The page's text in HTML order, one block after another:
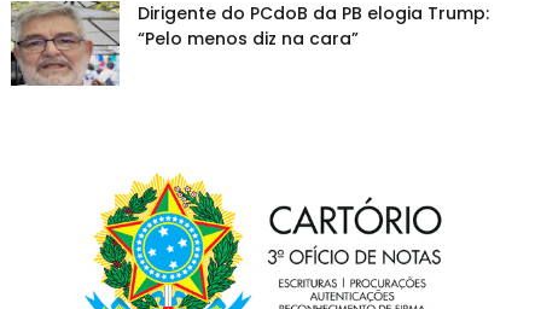
Dirigente do PCdoB da PB elogia Trump:
“Pelo menos diz na cara”